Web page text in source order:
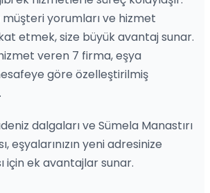
yorumları ve hizmet
etmek, size büyük avantaj sunar.
veren 7 firma, eşya
göre özelleştirilmiş
dalgaları ve Sümela Manastırı
eşyalarınızın yeni adresinize
için ek avantajlar sunar.